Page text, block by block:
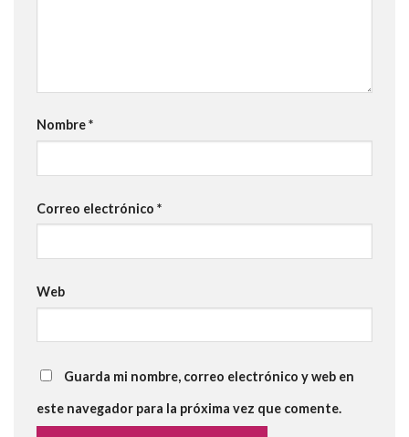
Nombre*
Correo electrónico *
Web
Guarda mi nombre, correo electrónico y web en
este navegador para la próxima vez que comente.